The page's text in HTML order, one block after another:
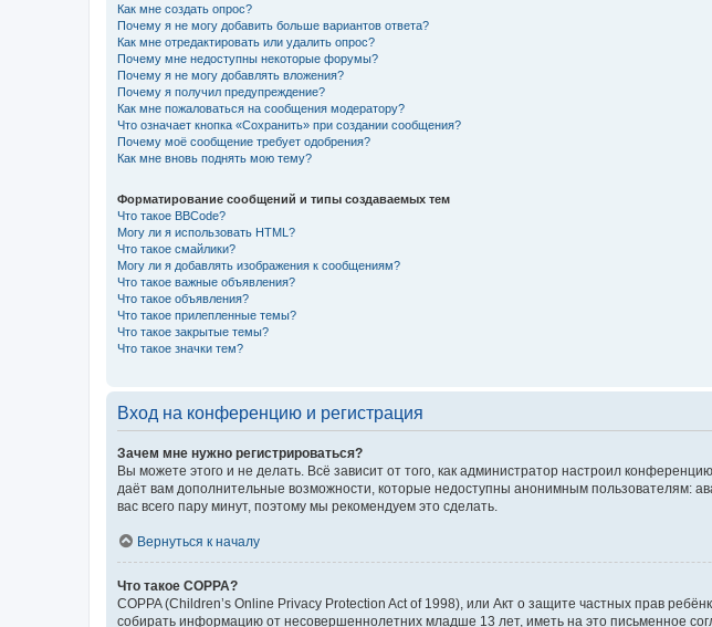
Как мне создать опрос?
Почему я не могу добавить больше вариантов ответа?
Как мне отредактировать или удалить опрос?
Почему мне недоступны некоторые форумы?
Почему я не могу добавлять вложения?
Почему я получил предупреждение?
Как мне пожаловаться на сообщения модератору?
Что означает кнопка «Сохранить» при создании сообщения?
Почему моё сообщение требует одобрения?
Как мне вновь поднять мою тему?
Форматирование сообщений и типы создаваемых тем
Что такое BBCode?
Могу ли я использовать HTML?
Что такое смайлики?
Могу ли я добавлять изображения к сообщениям?
Что такое важные объявления?
Что такое объявления?
Что такое прилепленные темы?
Что такое закрытые темы?
Что такое значки тем?
Вход на конференцию и регистрация
Зачем мне нужно регистрироваться?
Вы можете этого и не делать. Всё зависит от того, как администратор настроил
даёт вам дополнительные возможности, которые недоступны анонимным пользователям:
вас всего пару минут, поэтому мы рекомендуем это сделать.
Вернуться к началу
Что такое COPPA?
COPPA (Children’s Online Privacy Protection Act of 1998), или Акт о защите частных прав
собирать информацию от несовершеннолетних младше 13 лет, иметь на это письменное